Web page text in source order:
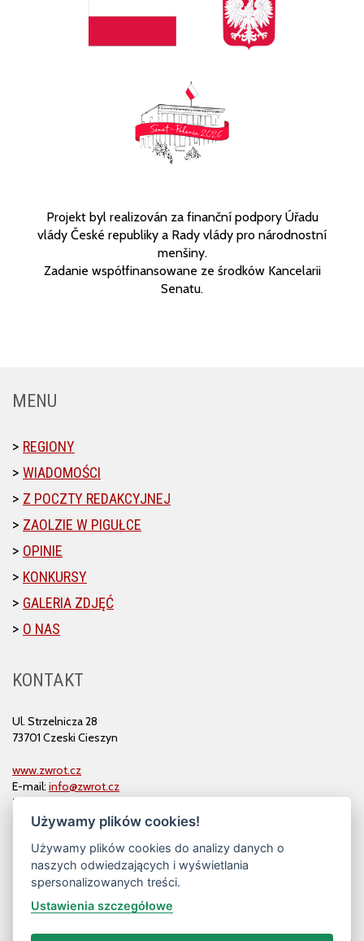
Projekt byl realizován za finanční podpory Úřadu
vlády České republiky a Rady vlády pro národnostní
menšiny.
Zadanie współfinansowane ze środków Kancelarii
Senatu.
MENU
REGIONY
WIADOMOŚCI
Z POCZTY REDAKCYJNEJ
ZAOLZIE W PIGUŁCE
OPINIE
KONKURSY
GALERIA ZDJĘĆ
O NAS
KONTAKT
Ul. Strzelnicza 28
73701 Czeski Cieszyn
www.zwrot.cz
E-mail: info@zwrot.cz
Tel. i faks: 558 711 582
Używamy plików cookies!
Używamy plików cookies do analizy danych o
naszych odwiedzających i wyświetlania
spersonalizowanych treści.
Ustawienia szczegółowe